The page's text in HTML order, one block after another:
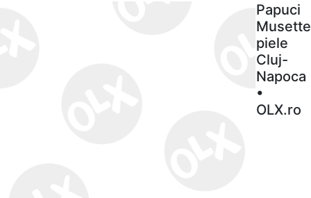
Papuci
Musette
piele
Cluj-
Napoca
•
OLX.ro